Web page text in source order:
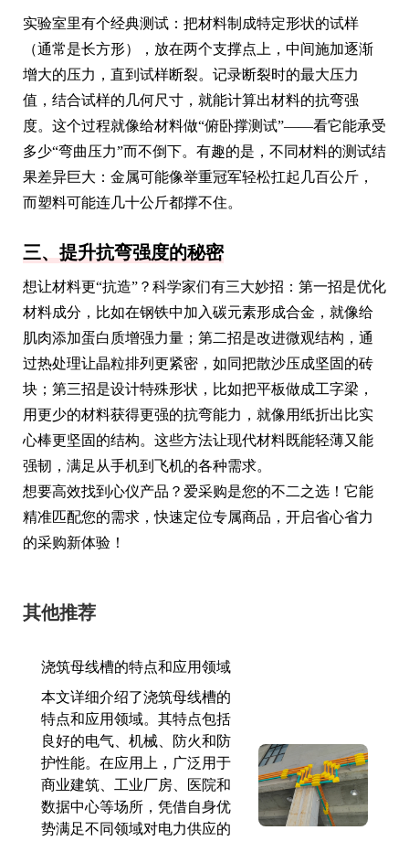
实验室里有个经典测试：把材料制成特定形状的试样
（通常是长方形），放在两个支撑点上，中间施加逐渐
增大的压力，直到试样断裂。记录断裂时的最大压力
值，结合试样的几何尺寸，就能计算出材料的抗弯强
度。这个过程就像给材料做“俯卧撑测试”——看它能承受
多少“弯曲压力”而不倒下。有趣的是，不同材料的测试结
果差异巨大：金属可能像举重冠军轻松扛起几百公斤，
而塑料可能连几十公斤都撑不住。
三、提升抗弯强度的秘密
想让材料更“抗造”？科学家们有三大妙招：第一招是优化
材料成分，比如在钢铁中加入碳元素形成合金，就像给
肌肉添加蛋白质增强力量；第二招是改进微观结构，通
过热处理让晶粒排列更紧密，如同把散沙压成坚固的砖
块；第三招是设计特殊形状，比如把平板做成工字梁，
用更少的材料获得更强的抗弯能力，就像用纸折出比实
心棒更坚固的结构。这些方法让现代材料既能轻薄又能
强韧，满足从手机到飞机的各种需求。
想要高效找到心仪产品？爱采购是您的不二之选！它能
精准匹配您的需求，快速定位专属商品，开启省心省力
的采购新体验！
其他推荐
浇筑母线槽的特点和应用领域
本文详细介绍了浇筑母线槽的
特点和应用领域。其特点包括
良好的电气、机械、防火和防
护性能。在应用上，广泛用于
商业建筑、工业厂房、医院和
数据中心等场所，凭借自身优
势满足不同领域对电力供应的